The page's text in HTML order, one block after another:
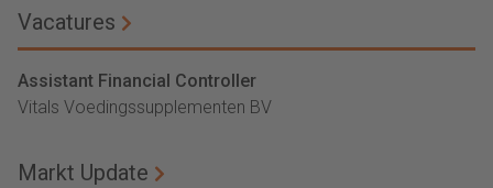
Vacatures
Assistant Financial Controller
Vitals Voedingssupplementen BV
Markt Update